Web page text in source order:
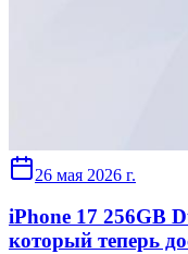
26 мая 2026 г.
iPhone 17 256GB
который теперь